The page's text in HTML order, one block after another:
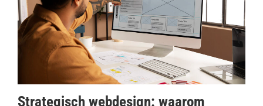
Strategisch webdesign: waarom